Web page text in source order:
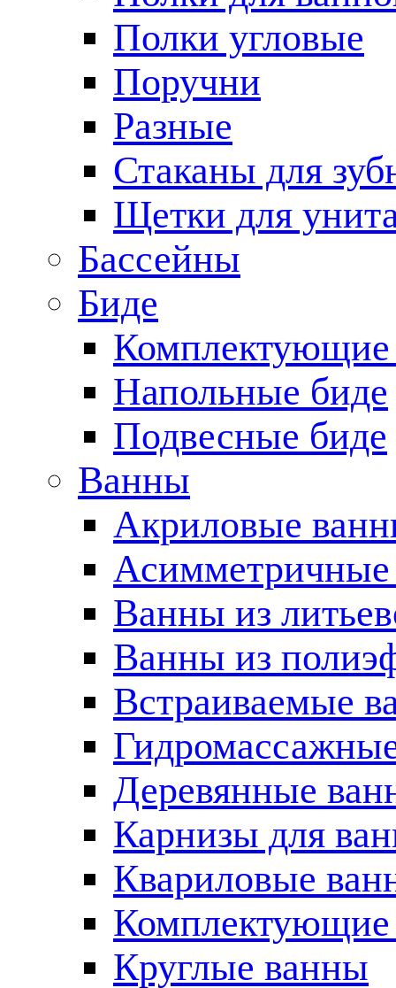
Полки угловые
Поручни
Разные
Стаканы для
Щетки для
Бассейны
Биде
Комплектующие
Напольные биде
Подвесные биде
Ванны
Акриловые
Ванны из
Ванны из
Встраиваемые
Деревянные
Карнизы для
Квариловые
Комплектующие
Круглые ванны